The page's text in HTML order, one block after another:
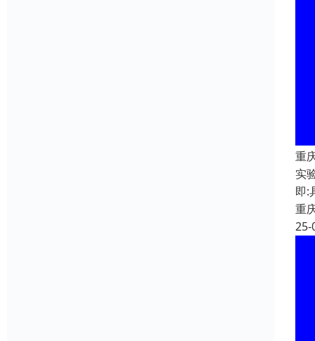
重
实
即:
重
25-